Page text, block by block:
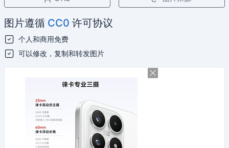
图片遵循 CC0 许可协议
个人和商用免费
可以修改，复制和转发图片